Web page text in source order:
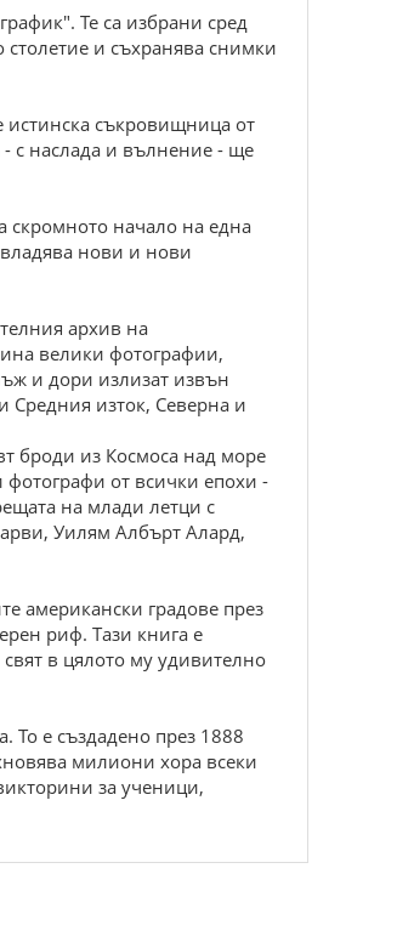
Те са избрани сред
и съхранява снимки
истинска съкровищница от
с наслада и вълнение - ще
скромното начало на една
нови и нови
архив на
велики фотографии,
и дори излизат извън
Средния изток, Северна и
броди из Космоса над море
фотографи от всички епохи -
на млади летци с
Уилям Албърт Алард,
американски градове през
риф. Тази книга е
в цялото му удивително
То е създадено през 1888
милиони хора всеки
за ученици,